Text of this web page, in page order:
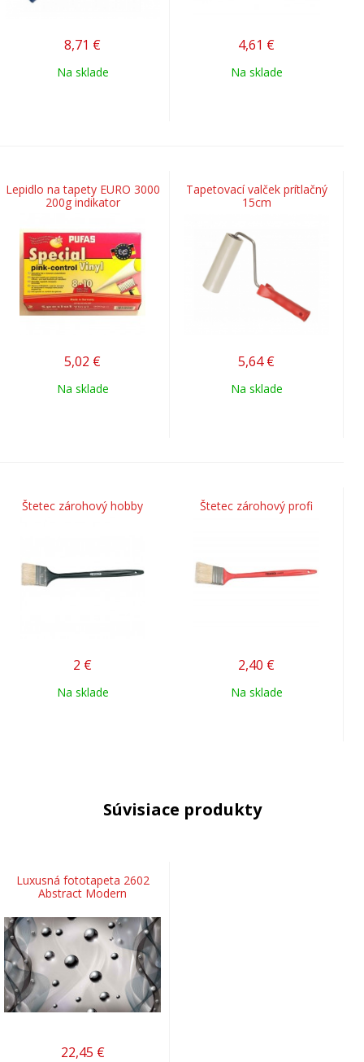
8,71 €
Na sklade
4,61 €
Na sklade
Lepidlo na tapety EURO 3000
200g indikator
5,02 €
Na sklade
Tapetovací valček prítlačný
15cm
5,64 €
Na sklade
Štetec zárohový hobby
2 €
Na sklade
Štetec zárohový profi
2,40 €
Na sklade
Súvisiace produkty
Luxusná fototapeta 2602
Abstract Modern
22,45 €